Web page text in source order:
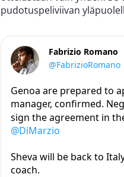
pudotuspeliviivan
Fabrizio Romano
@FabrizioRomano
Genoa are prepared to
manager, confirmed.
sign the agreement in
@DiMarzio
Sheva will be back to
coach.